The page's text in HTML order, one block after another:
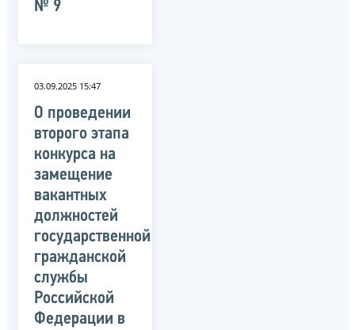
№ 9
03.09.2025 15:47
О проведении
второго этапа
конкурса на
замещение
вакантных
должностей
государственной
гражданской
службы
Российской
Федерации в